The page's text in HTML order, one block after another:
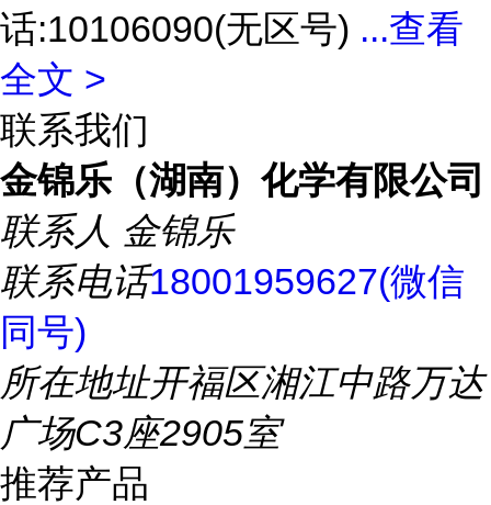
话:10106090(无区号) ...查看
全文 >
联系我们
金锦乐（湖南）化学有限公司
联系人 金锦乐
联系电话18001959627(微信
同号)
所在地址开福区湘江中路万达
广场C3座2905室
推荐产品